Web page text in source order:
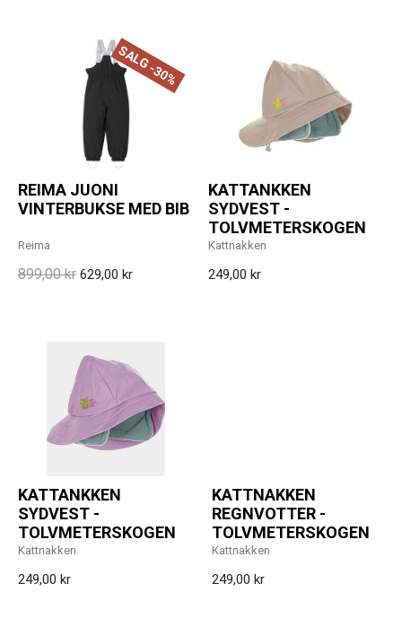
REIMA JUONI
VINTERBUKSE MED BIB
Reima
899,00 kr 629,00 kr
SALG -30%
KATTANKKEN
SYDVEST -
TOLVMETERSKOGEN
Kattnakken
249,00 kr
KATTANKKEN
SYDVEST -
TOLVMETERSKOGEN
Kattnakken
249,00 kr
KATTNAKKEN
REGNVOTTER -
TOLVMETERSKOGEN
Kattnakken
249,00 kr